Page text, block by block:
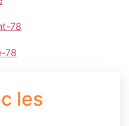
78
78
les